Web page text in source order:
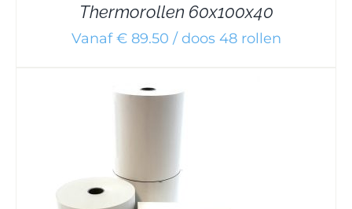
Thermorollen 60x100x40
Vanaf € 89.50 / doos 48 rollen